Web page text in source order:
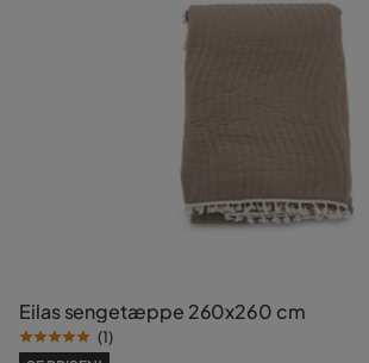
Eilas sengetæppe 260x260 cm
(1)